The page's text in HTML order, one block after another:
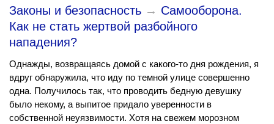
Законы и безопасность → Самооборона.
Как не стать жертвой разбойного
нападения?
Однажды, возвращаясь домой с какого-то дня рождения, я
вдруг обнаружила, что иду по темной улице совершенно
одна. Получилось так, что проводить бедную девушку
было некому, а выпитое придало уверенности в
собственной неуязвимости. Хотя на свежем морозном